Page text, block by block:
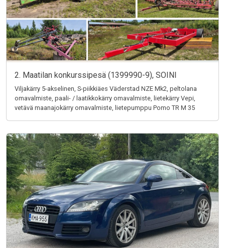
2. Maatilan konkurssipesä (1399990-9), SOINI
Viljakärry 5-akselinen, S-piikkiäes Väderstad NZE Mk2, peltolana
omavalmiste, paali- / laatikkokärry omavalmiste, lietekärry Vepi,
vetävä maanajokärry omavalmiste, lietepumppu Pomo TR M 35